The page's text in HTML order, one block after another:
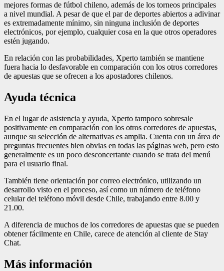
mejores formas de fútbol chileno, además de los torneos principales
a nivel mundial. A pesar de que el par de deportes abiertos a adivinar
es extremadamente mínimo, sin ninguna inclusión de deportes
electrónicos, por ejemplo, cualquier cosa en la que otros operadores
estén jugando.
En relación con las probabilidades, Xperto también se mantiene
fuera hacia lo desfavorable en comparación con los otros corredores
de apuestas que se ofrecen a los apostadores chilenos.
Ayuda técnica
En el lugar de asistencia y ayuda, Xperto tampoco sobresale
positivamente en comparación con los otros corredores de apuestas,
aunque su selección de alternativas es amplia. Cuenta con un área de
preguntas frecuentes bien obvias en todas las páginas web, pero esto
generalmente es un poco desconcertante cuando se trata del menú
para el usuario final.
También tiene orientación por correo electrónico, utilizando un
desarrollo visto en el proceso, así como un número de teléfono
celular del teléfono móvil desde Chile, trabajando entre 8.00 y
21.00.
A diferencia de muchos de los corredores de apuestas que se pueden
obtener fácilmente en Chile, carece de atención al cliente de Stay
Chat.
Más información